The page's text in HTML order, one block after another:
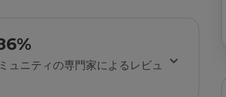
ュニティの専門家によるレビュ